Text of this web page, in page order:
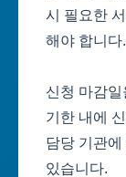
시 필요한
해야 합니다.
신청 마감
기한 내에
담당 기관
있습니다.